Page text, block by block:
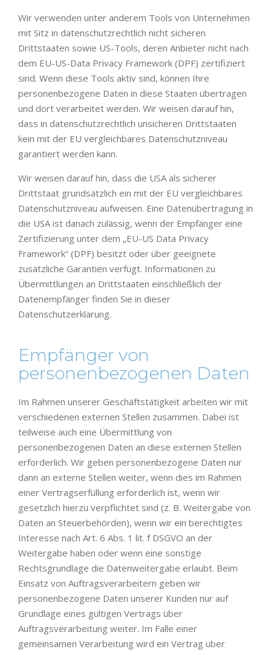
Wir verwenden unter anderem Tools von Unternehmen
mit Sitz in datenschutzrechtlich nicht sicheren
Drittstaaten sowie US-Tools, deren Anbieter nicht nach
dem EU-US-Data Privacy Framework (DPF) zertifiziert
sind. Wenn diese Tools aktiv sind, können Ihre
personenbezogene Daten in diese Staaten übertragen
und dort verarbeitet werden. Wir weisen darauf hin,
dass in datenschutzrechtlich unsicheren Drittstaaten
kein mit der EU vergleichbares Datenschutzniveau
garantiert werden kann.
Wir weisen darauf hin, dass die USA als sicherer
Drittstaat grundsätzlich ein mit der EU vergleichbares
Datenschutzniveau aufweisen. Eine Datenübertragung in
die USA ist danach zulässig, wenn der Empfänger eine
Zertifizierung unter dem „EU-US Data Privacy
Framework“ (DPF) besitzt oder über geeignete
zusätzliche Garantien verfügt. Informationen zu
Übermittlungen an Drittstaaten einschließlich der
Datenempfänger finden Sie in dieser
Datenschutzerklärung.
Empfänger von
personenbezogenen Daten
Im Rahmen unserer Geschäftstätigkeit arbeiten wir mit
verschiedenen externen Stellen zusammen. Dabei ist
teilweise auch eine Übermittlung von
personenbezogenen Daten an diese externen Stellen
erforderlich. Wir geben personenbezogene Daten nur
dann an externe Stellen weiter, wenn dies im Rahmen
einer Vertragserfüllung erforderlich ist, wenn wir
gesetzlich hierzu verpflichtet sind (z. B. Weitergabe von
Daten an Steuerbehörden), wenn wir ein berechtigtes
Interesse nach Art. 6 Abs. 1 lit. f DSGVO an der
Weitergabe haben oder wenn eine sonstige
Rechtsgrundlage die Datenweitergabe erlaubt. Beim
Einsatz von Auftragsverarbeitern geben wir
personenbezogene Daten unserer Kunden nur auf
Grundlage eines gültigen Vertrags über
Auftragsverarbeitung weiter. Im Falle einer
gemeinsamen Verarbeitung wird ein Vertrag über